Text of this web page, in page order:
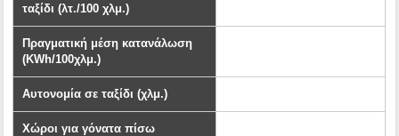
ταξίδι (λτ./100 χλμ.)
Πραγματική μέση κατανάλωση
(KWh/100χλμ.)
Αυτονομία σε ταξίδι (χλμ.)
Χώροι για γόνατα πίσω